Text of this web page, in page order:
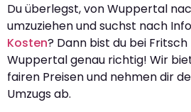
Du überlegst, von Wuppertal
umzuziehen und suchst nach
Kosten? Dann bist du bei
Wuppertal genau richtig! Wir
fairen Preisen und nehmen dir
Umzugs ab.